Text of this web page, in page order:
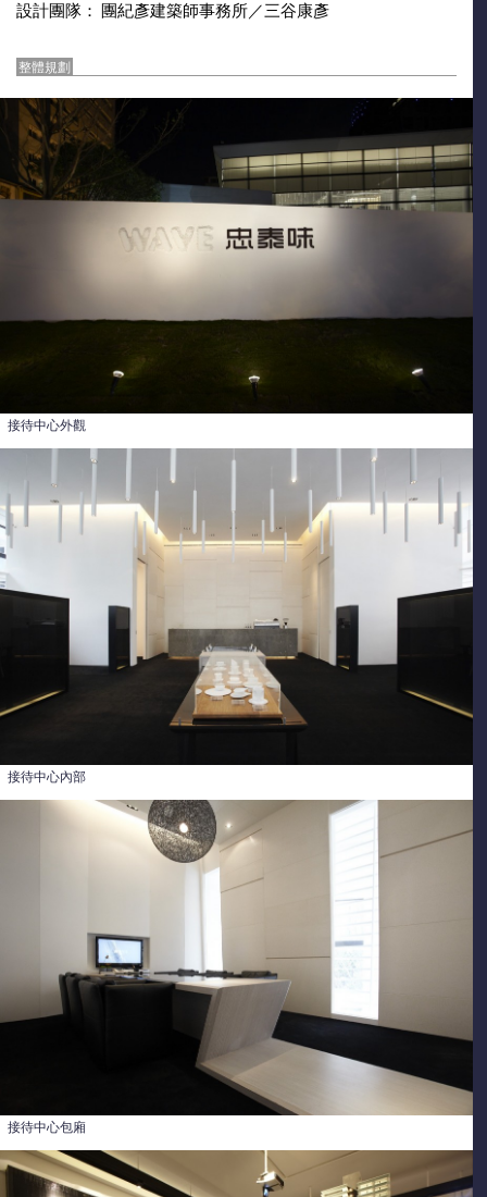
設計團隊：
團紀彥建築師事務所／三谷康彥
整體規劃
接待中心外觀
接待中心內部
接待中心包廂